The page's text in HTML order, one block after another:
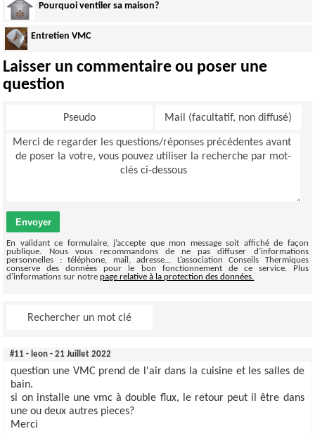
Pourquoi ventiler sa maison?
Entretien VMC
Laisser un commentaire ou poser une
question
Envoyer
En validant ce formulaire, j’accepte que mon message soit affiché de façon
publique. Nous vous recommandons de ne pas diffuser d’informations
personnelles : téléphone, mail, adresse... L’association Conseils Thermiques
conserve des données pour le bon fonctionnement de ce service. Plus
d’informations sur notrepage relative à la protection des données.
#11 - leon - 21 Juillet 2022
question une VMC prend de l'air dans la cuisine et les salles de
bain.
si on installe une vmc à double flux, le retour peut il être dans
une ou deux autres pieces?
Merci